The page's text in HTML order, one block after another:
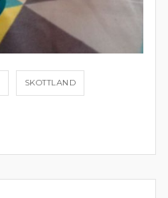
SKOTTLAND